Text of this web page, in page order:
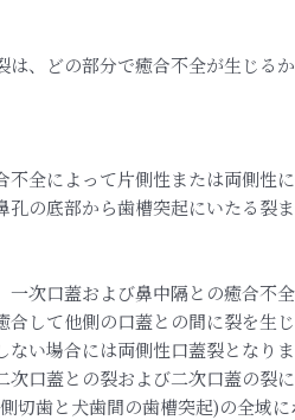
は、どの部分で癒合不全が生じる
不全によって片側性または両側性
孔の底部から歯槽突起にいたる裂
一次口蓋および鼻中隔との癒合不
合して他側の口蓋との間に裂を生
ない場合には両側性口蓋裂となりま
次口蓋との裂および二次口蓋の裂
切歯と犬歯間の歯槽突起)の全域